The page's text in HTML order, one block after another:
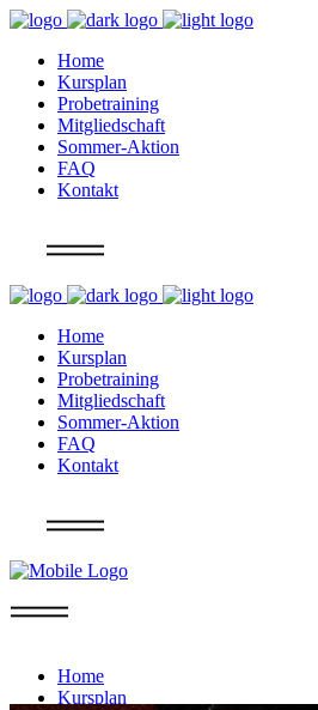
Home
Kursplan
Probetraining
Mitgliedschaft
Sommer-Aktion
FAQ
Kontakt
Home
Kursplan
Probetraining
Mitgliedschaft
Sommer-Aktion
FAQ
Kontakt
Home
Kursplan